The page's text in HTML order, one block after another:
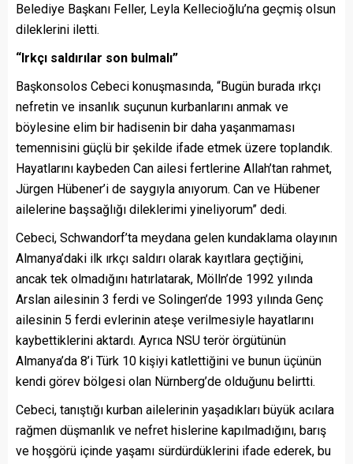
Belediye Başkanı Feller, Leyla Kellecioğlu’na geçmiş olsun
dileklerini iletti.
“Irkçı saldırılar son bulmalı”
Başkonsolos Cebeci konuşmasında, “Bugün burada ırkçı
nefretin ve insanlık suçunun kurbanlarını anmak ve
böylesine elim bir hadisenin bir daha yaşanmaması
temennisini güçlü bir şekilde ifade etmek üzere toplandık.
Hayatlarını kaybeden Can ailesi fertlerine Allah’tan rahmet,
Jürgen Hübener’i de saygıyla anıyorum. Can ve Hübener
ailelerine başsağlığı dileklerimi yineliyorum” dedi.
Cebeci, Schwandorf’ta meydana gelen kundaklama olayının
Almanya’daki ilk ırkçı saldırı olarak kayıtlara geçtiğini,
ancak tek olmadığını hatırlatarak, Mölln’de 1992 yılında
Arslan ailesinin 3 ferdi ve Solingen’de 1993 yılında Genç
ailesinin 5 ferdi evlerinin ateşe verilmesiyle hayatlarını
kaybettiklerini aktardı. Ayrıca NSU terör örgütünün
Almanya’da 8’i Türk 10 kişiyi katlettiğini ve bunun üçünün
kendi görev bölgesi olan Nürnberg’de olduğunu belirtti.
Cebeci, tanıştığı kurban ailelerinin yaşadıkları büyük acılara
rağmen düşmanlık ve nefret hislerine kapılmadığını, barış
ve hoşgörü içinde yaşamı sürdürdüklerini ifade ederek, bu